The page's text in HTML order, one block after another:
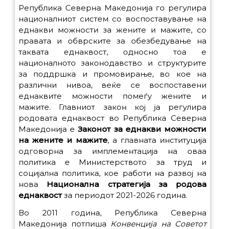
Република Северна Македонија го регулира
националниот систем со воспоставување на
еднакви можности за жените и мажите, со
правата и обврските за обезбедување на
таквата еднаквост, односно тоа е
националното законодавство и структурите
за поддршка и промовирање, во кое на
различни нивоа, веќе се воспоставени
еднаквите можности помеѓу жените и
мажите. Главниот закон кој ја регулира
родовата еднаквост во Република Северна
Македонија еЗаконот за еднакви можности
на жените и мажите, а главната институција
одговорна за имплементација на оваа
политика е Министерството за труд и
социјална политика, кое работи на развој на
нова Национална стратегија за родова
еднаквостза периодот 2021-2026 година.
Во 2011 година, Република Северна
Македонија потпиша Конвенција на Советот